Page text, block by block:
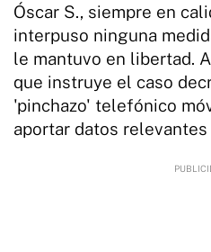
Óscar S., siempre en
interpuso ninguna
le mantuvo en libertad.
que instruye el caso
'pinchazo' telefónico
aportar datos